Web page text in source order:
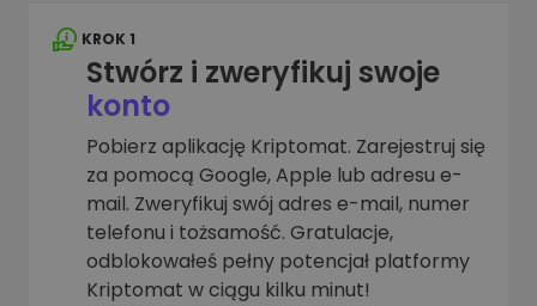
KROK 1
Stwórz i zweryfikuj swoje
konto
Pobierz aplikację Kriptomat. Zarejestruj się
za pomocą Google, Apple lub adresu e-
mail. Zweryfikuj swój adres e-mail, numer
telefonu i tożsamość. Gratulacje,
odblokowałeś pełny potencjał platformy
Kriptomat w ciągu kilku minut!